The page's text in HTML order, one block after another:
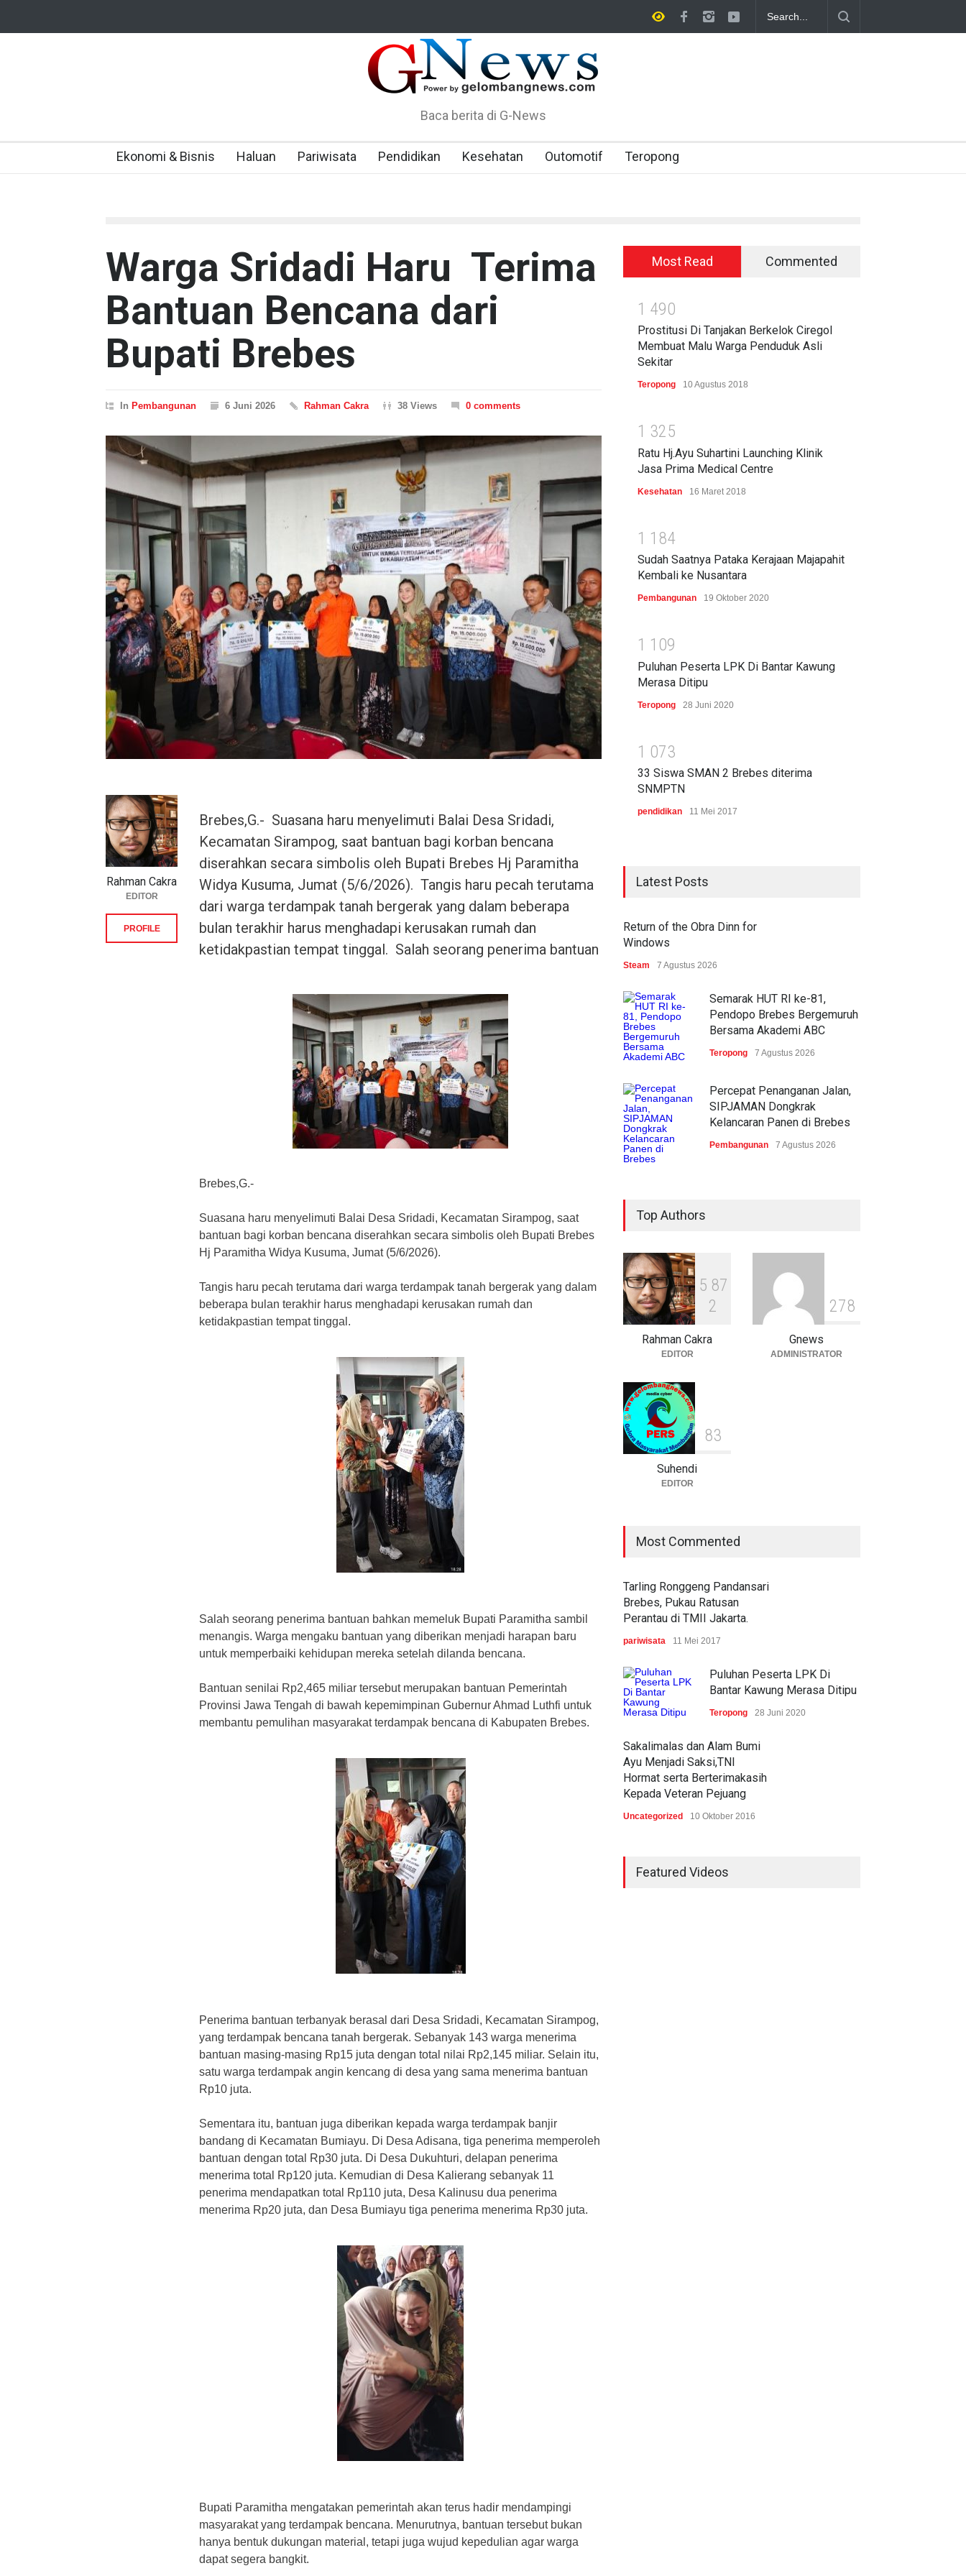
Baca berita di G-News
Ekonomi & Bisnis Haluan Pariwisata Pendidikan Kesehatan Outomotif Teropong
Warga Sridadi Haru Terima
Bantuan Bencana dari
Bupati Brebes
In Pembangunan 6 Juni 2026 Rahman Cakra 38 Views 0 comments
Brebes,G.- ‎ ‎Suasana haru menyelimuti Balai Desa Sridadi,
Kecamatan Sirampog, saat bantuan bagi korban bencana
diserahkan secara simbolis oleh Bupati Brebes Hj Paramitha
Widya Kusuma, Jumat (5/6/2026). ‎ ‎Tangis haru pecah terutama
dari warga terdampak tanah bergerak yang dalam beberapa
bulan terakhir harus menghadapi kerusakan rumah dan
ketidakpastian tempat tinggal. ‎ ‎Salah seorang penerima bantuan
Brebes,G.-
‎Suasana haru menyelimuti Balai Desa Sridadi, Kecamatan Sirampog, saat
bantuan bagi korban bencana diserahkan secara simbolis oleh Bupati Brebes
Hj Paramitha Widya Kusuma, Jumat (5/6/2026).
‎Tangis haru pecah terutama dari warga terdampak tanah bergerak yang dalam
beberapa bulan terakhir harus menghadapi kerusakan rumah dan
ketidakpastian tempat tinggal.
‎Salah seorang penerima bantuan bahkan memeluk Bupati Paramitha sambil
menangis. Warga mengaku bantuan yang diberikan menjadi harapan baru
untuk memperbaiki kehidupan mereka setelah dilanda bencana.
‎Bantuan senilai Rp2,465 miliar tersebut merupakan bantuan Pemerintah
Provinsi Jawa Tengah di bawah kepemimpinan Gubernur Ahmad Luthfi untuk
membantu pemulihan masyarakat terdampak bencana di Kabupaten Brebes.
‎Penerima bantuan terbanyak berasal dari Desa Sridadi, Kecamatan Sirampog,
yang terdampak bencana tanah bergerak. Sebanyak 143 warga menerima
bantuan masing-masing Rp15 juta dengan total nilai Rp2,145 miliar. Selain itu,
satu warga terdampak angin kencang di desa yang sama menerima bantuan
Rp10 juta.
‎Sementara itu, bantuan juga diberikan kepada warga terdampak banjir
bandang di Kecamatan Bumiayu. Di Desa Adisana, tiga penerima memperoleh
bantuan dengan total Rp30 juta. Di Desa Dukuhturi, delapan penerima
menerima total Rp120 juta. Kemudian di Desa Kalierang sebanyak 11
penerima mendapatkan total Rp110 juta, Desa Kalinusu dua penerima
menerima Rp20 juta, dan Desa Bumiayu tiga penerima menerima Rp30 juta.
‎Bupati Paramitha mengatakan pemerintah akan terus hadir mendampingi
masyarakat yang terdampak bencana. Menurutnya, bantuan tersebut bukan
hanya bentuk dukungan material, tetapi juga wujud kepedulian agar warga
dapat segera bangkit.
Rahman Cakra
EDITOR
PROFILE
Most Read Commented
1 490
Prostitusi Di Tanjakan Berkelok Ciregol
Membuat Malu Warga Penduduk Asli
Sekitar
Teropong 10 Agustus 2018
1 325
Ratu Hj.Ayu Suhartini Launching Klinik
Jasa Prima Medical Centre
Kesehatan 16 Maret 2018
1 1 84
Sudah Saatnya Pataka Kerajaan Majapahit
Kembali ke Nusantara
Pembangunan 19 Oktober 2020
1 1 09
Puluhan Peserta LPK Di Bantar Kawung
Merasa Ditipu
Teropong 28 Juni 2020
1 073
33 Siswa SMAN 2 Brebes diterima
SNMPTN
pendidikan 11 Mei 2017
Latest Posts
Return of the Obra Dinn for
Windows
Steam 7 Agustus 2026
Semarak HUT RI ke-81,
Pendopo Brebes Bergemuruh
Bersama Akademi ABC
Teropong 7 Agustus 2026
Percepat Penanganan Jalan,
SIPJAMAN Dongkrak
Kelancaran Panen di Brebes
Pembangunan 7 Agustus 2026
Brebes Kerahkan Tim
Gabungan Antisipasi
Kekeringan dan Karhutla
Teropong 7 Agustus 2026
Top Authors
5 87
2
Rahman Cakra
EDITOR
278
Gnews
ADMINISTRATOR
83
Suhendi
EDITOR
Most Commented
Tarling Ronggeng Pandansari
Brebes, Pukau Ratusan
Perantau di TMII Jakarta.
pariwisata 11 Mei 2017
Puluhan Peserta LPK Di
Bantar Kawung Merasa Ditipu
Teropong 28 Juni 2020
Sakalimalas dan Alam Bumi
Ayu Menjadi Saksi,TNI
Hormat serta Berterimakasih
Kepada Veteran Pejuang
Uncategorized 10 Oktober 2016
Featured Videos